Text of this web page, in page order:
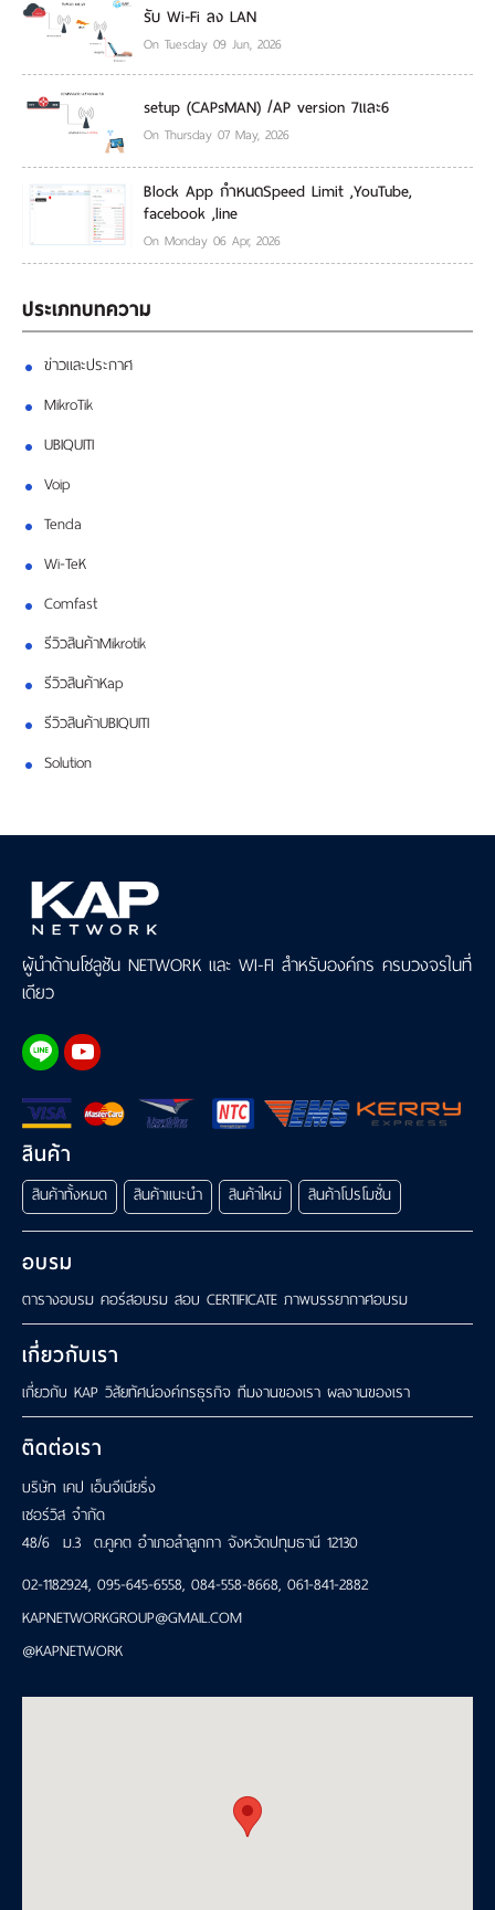
รับ Wi-Fi ลง LAN
On Tuesday 09 Jun, 2026
setup (CAPsMAN) /AP version 7และ6
On Thursday 07 May, 2026
Block App กำหนดSpeed Limit ,YouTube,
facebook ,line
On Monday 06 Apr, 2026
ประเภทบทความ
ข่าวและประกาศ
MikroTik
UBIQUITI
Voip
Tenda
Wi-TeK
Comfast
รีวิวสินค้าMikrotik
รีวิวสินค้าKap
รีวิวสินค้าUBIQUITI
Solution
ผู้นำด้านโซลูชัน NETWORK และ WI-FI สำหรับองค์กร ครบวงจรในที่
เดียว
สินค้า
สินค้าทั้งหมด สินค้าแนะนำ สินค้าใหม่ สินค้าโปรโมชั่น
อบรม
ตารางอบรม คอร์สอบรม สอบ CERTIFICATE ภาพบรรยากาศอบรม
เกี่ยวกับเรา
เกี่ยวกับ KAP วิสัยทัศน์องค์กรธุรกิจ ทีมงานของเรา ผลงานของเรา
ติดต่อเรา
บริษัท เคป เอ็นจีเนียริ่ง
เซอร์วิส จำกัด
48/6 ม.3 ต.คูคต อำเภอลำลูกกา จังหวัดปทุมธานี 12130
02-1182924, 095-645-6558, 084-558-8668, 061-841-2882
KAPNETWORKGROUP@GMAIL.COM
@KAPNETWORK